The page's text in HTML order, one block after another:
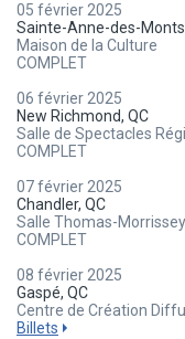
05 février 2025
Sainte-Anne-des-
Maison de la Culture
COMPLET
06 février 2025
New Richmond, QC
Salle de Spectacles
COMPLET
07 février 2025
Chandler, QC
Salle Thomas-Morrissey
COMPLET
08 février 2025
Gaspé, QC
Centre de Création
Billets